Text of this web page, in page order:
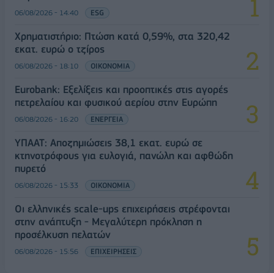
06/08/2026 - 14:40 ESG
Χρηματιστήριο: Πτώση κατά 0,59%, στα 320,42
εκατ. ευρώ ο τζίρος
06/08/2026 - 18:10 ΟΙΚΟΝΟΜΙΑ
Eurobank: Εξελίξεις και προοπτικές στις αγορές
πετρελαίου και φυσικού αερίου στην Ευρώπη
06/08/2026 - 16:20 ΕΝΕΡΓΕΙΑ
ΥΠΑΑΤ: Αποζημιώσεις 38,1 εκατ. ευρώ σε
κτηνοτρόφους για ευλογιά, πανώλη και αφθώδη
πυρετό
06/08/2026 - 15:33 ΟΙΚΟΝΟΜΙΑ
Οι ελληνικές scale-ups επιχειρήσεις στρέφονται
στην ανάπτυξη - Μεγαλύτερη πρόκληση η
προσέλκυση πελατών
06/08/2026 - 15:56 ΕΠΙΧΕΙΡΗΣΕΙΣ